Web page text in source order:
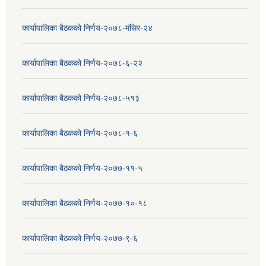
कार्यापालिका बैठकको निर्णय-२०७८-मंसिर-२४
कार्यापालिका बैठकको निर्णय-२०७८-६-२२
कार्यापालिका बैठकको निर्णय-२०७८-५१३
कार्यापालिका बैठकको निर्णय-२०७८-१-६
कार्यापालिका बैठकको निर्णय-२०७७-११-५
कार्यापालिका बैठकको निर्णय-२०७७-१०-१८
कार्यापालिका बैठकको निर्णय-२०७७-९-६